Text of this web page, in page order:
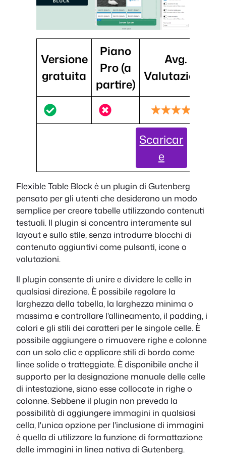
Versione
gratuita
Piano
Pro (a
partire)
Avg.
Valutazione
Scaricar
e
Flexible Table Block è un plugin di Gutenberg
pensato per gli utenti che desiderano un modo
semplice per creare tabelle utilizzando contenuti
testuali. Il plugin si concentra interamente sul
layout e sullo stile, senza introdurre blocchi di
contenuto aggiuntivi come pulsanti, icone o
valutazioni.
Il plugin consente di unire e dividere le celle in
qualsiasi direzione. È possibile regolare la
larghezza della tabella, la larghezza minima o
massima e controllare l'allineamento, il padding, i
colori e gli stili dei caratteri per le singole celle. È
possibile aggiungere o rimuovere righe e colonne
con un solo clic e applicare stili di bordo come
linee solide o tratteggiate. È disponibile anche il
supporto per la designazione manuale delle celle
di intestazione, siano esse collocate in righe o
colonne. Sebbene il plugin non preveda la
possibilità di aggiungere immagini in qualsiasi
cella, l'unica opzione per l'inclusione di immagini
è quella di utilizzare la funzione di formattazione
delle immagini in linea nativa di Gutenberg.